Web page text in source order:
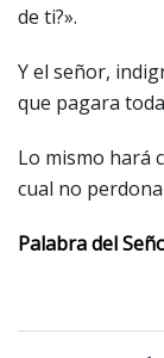
de ti?».
Y el señor,
que pagara
Lo mismo hará
cual no
Palabra del